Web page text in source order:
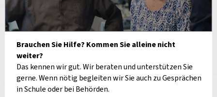
Brauchen Sie Hilfe? Kommen Sie alleine nicht
weiter?
Das kennen wir gut. Wir beraten und unterstützen Sie
gerne. Wenn nötig begleiten wir Sie auch zu Gesprächen
in Schule oder bei Behörden.